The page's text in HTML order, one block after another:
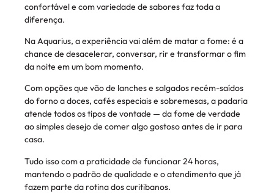
confortável e com variedade de sabores faz toda a
diferença.
Na Aquarius, a experiência vai além de matar a fome: é a
chance de desacelerar, conversar, rir e transformar o fim
da noite em um bom momento.
Com opções que vão de lanches e salgados recém-saídos
do forno a doces, cafés especiais e sobremesas, a padaria
atende todos os tipos de vontade — da fome de verdade
ao simples desejo de comer algo gostoso antes de ir para
casa.
Tudo isso com a praticidade de funcionar 24 horas,
mantendo o padrão de qualidade e o atendimento que já
fazem parte da rotina dos curitibanos.